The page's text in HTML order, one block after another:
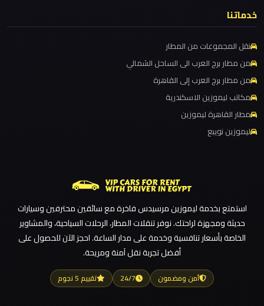
ليموزين مطار برج العرب اسكندرية
ليموزين مطار برج العرب
ليموزين مطار القاهرة الي اسكندرية
ليموزين مطار القاهرة الدولي
ليموزين مطار القاهرة الخط الساخن
ليموزين مطار القاهرة أسعار
ليموزين مطار العلمين الجديدة
ليموزين مطار العلمين
ليموزين مطار العالمين
ليموزين مطار العاصمة الادارية
ليموزين مصر الجديدة
برج
الغردقة
ليموزين
برج
العرب
العين
العرب
العجمي
خدماتنا
نقل المجموعات من المطار
من مطار برج العرب الى الساحل الشمالي
من مطار برج العرب إلى القاهرة
مكاتب ليموزين الاسكندرية
مطار القاهرة ليموزين
ليموزين نويبع
استمتع بخدمة ليموزين مرسيدس فاخرة مع سائقين محترفين وسيارات
حديثة ومجهزة لراحتك. نوفر تنقلات المطار، الرحلات السياحية، والمشاوير
الخاصة بأسعار تنافسية وخدمة على مدار الساعة. احجز الآن للحصول على
أفضل تجربة نقل آمنة ومريحة.
آمن ومضمون 24/7 تقييم 5 نجوم